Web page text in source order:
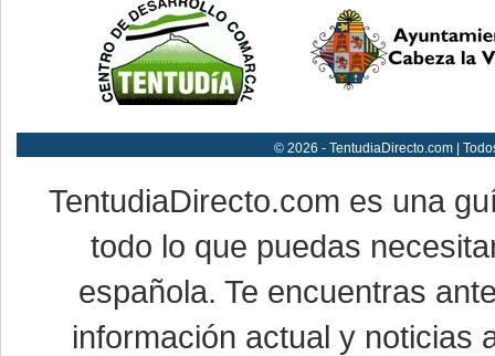
© 2026 - TentudiaDirecto.com |
TentudiaDirecto.com es una
todo lo que puedas
española. Te encuentras
información actual y noticias